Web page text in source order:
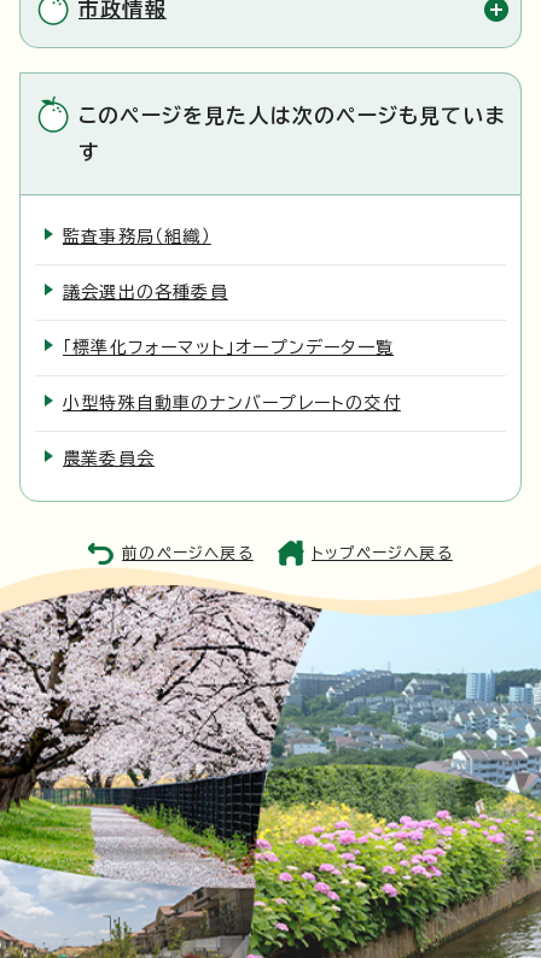
市政情報
このページを見た人は次のページも見ていま
す
監査事務局（組織）
議会選出の各種委員
「標準化フォーマット」オープンデータ一覧
小型特殊自動車のナンバープレートの交付
農業委員会
前のページへ戻る トップページへ戻る